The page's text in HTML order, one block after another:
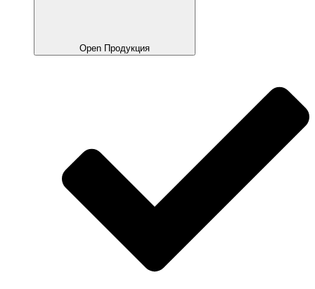
Open Продукция